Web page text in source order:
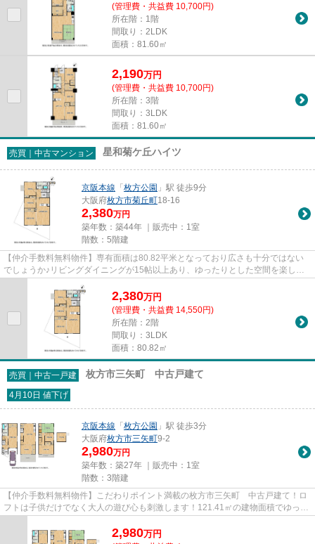
(管理費・共益費 10,700円)
所在階：1階
間取り：2LDK
面積：81.60㎡
2,190万円
(管理費・共益費 10,700円)
所在階：3階
間取り：3LDK
面積：81.60㎡
売買｜中古マンション 星和菊ケ丘ハイツ
京阪本線 「 枚方公園 」駅 徒歩9分
大阪府枚方市菊丘町18-16
2,380万円
築年数：築44年 ｜販売中： 1室
階数：5階建
【仲介手数料無料物件】専有面積は80.82平米となっており広さも十分ではない
でしょうか♪リビングダイニングが15帖以上あり、ゆったりとした空間を楽しむ
2,380万円
(管理費・共益費 14,550円)
所在階：2階
間取り：3LDK
面積：80.82㎡
売買｜中古一戸建 枚方市三矢町 中古戸建て
4月10日 値下げ
京阪本線 「 枚方公園 」駅 徒歩3分
大阪府枚方市三矢町9-2
2,980万円
築年数：築27年 ｜販売中： 1室
階数：3階建
【仲介手数料無料物件】こだわりポイント満載の枚方市三矢町 中古戸建て！ロ
フトは子供だけでなく大人の遊び心も刺激します！121.41㎡の建物面積でゆった
2,980万円